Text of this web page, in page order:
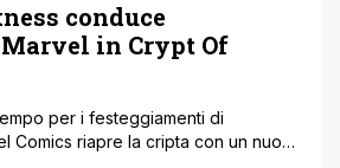
conduce
in Crypt Of
per i festeggiamenti di
Comics riapre la cripta con un nuovo